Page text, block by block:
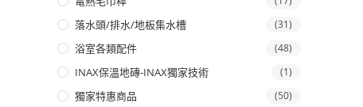
落水頭/排水/地板集水槽 (31)
浴室各類配件 (48)
INAX保溫地磚-INAX獨家技術 (1)
獨家特惠商品 (50)